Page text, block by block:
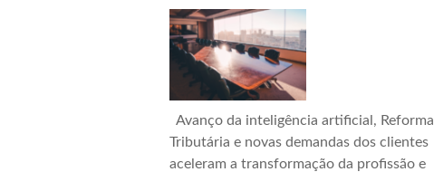
Avanço da inteligência artificial, Reforma
Tributária e novas demandas dos clientes
aceleram a transformação da profissão e